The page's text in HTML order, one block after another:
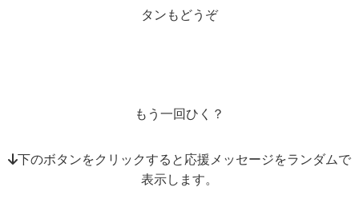
タンもどうぞ
もう一回ひく？
↓下のボタンをクリックすると応援メッセージをランダムで
表示します。